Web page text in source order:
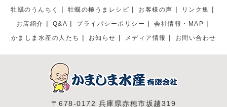
牡蠣のうんちく
牡蠣の極うまレシピ お客様の声
リンク集
お店紹介
Q&A プライパシーポリシー
会社情報・MAP
かましま水産の人たち
お知らせ メディア情報 お問い合わせ
〒678-0172 兵庫県赤穂市坂越319